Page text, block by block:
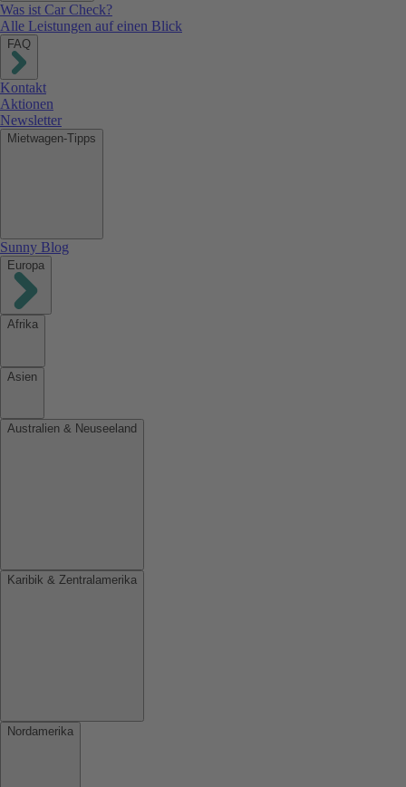
Was ist Car Check?
Alle Leistungen auf einen Blick
FAQ
Kontakt
Aktionen
Newsletter
Mietwagen-Tipps
Sunny Blog
Europa
Afrika
Asien
Australien & Neuseeland
Karibik & Zentralamerika
Nordamerika